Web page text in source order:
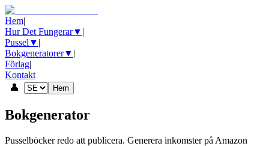
Hem|
Hur Det Fungerar▼ |
Pussel ▼ |
Bokgeneratorer▼ |
Förlag|
Kontakt
👤
Hem
Bokgenerator
Pusselböcker redo att publicera. Generera inkomster på Amazon